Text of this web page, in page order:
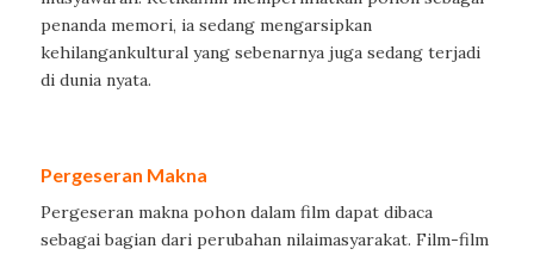
penanda memori, ia sedang mengarsipkan
kehilangankulturalyang sebenarnyajuga sedang terjadi
di dunia nyata.
Pergeseran Makna
Pergeseran makna pohon dalamfilm dapat dibaca
sebagai bagian dari perubahan nilaimasyarakat. Film-film